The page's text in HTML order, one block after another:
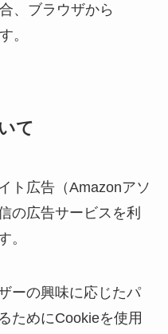
、ブラウザから
。
て
ト広告（Amazonアソ
の広告サービスを利
。
ーの興味に応じたパ
ためにCookieを使用